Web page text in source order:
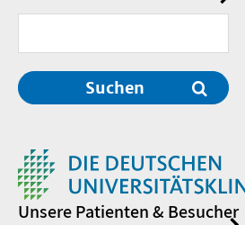
Suchen
Unsere Patienten & Besucher